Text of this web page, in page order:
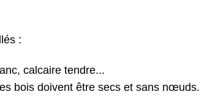
:
calcaire tendre...
bois doivent être secs et sans nœuds.